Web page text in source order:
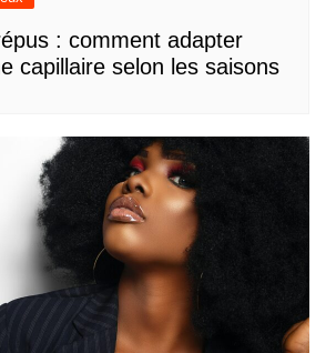
: comment adapter
capillaire selon les saisons